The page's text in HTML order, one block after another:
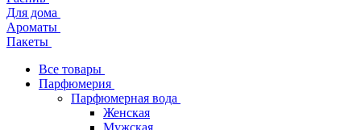
Для дома
Ароматы
Пакеты
Все товары
Парфюмерия
Парфюмерная вода
Женская
Мужская